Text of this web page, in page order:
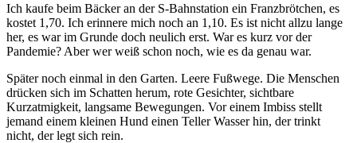
Ich kaufe beim Bäcker an der S-Bahnstation ein Franzbrötchen, es
kostet 1,70. Ich erinnere mich noch an 1,10. Es ist nicht allzu lange
her, es war im Grunde doch neulich erst. War es kurz vor der
Pandemie? Aber wer weiß schon noch, wie es da genau war.
Später noch einmal in den Garten. Leere Fußwege. Die Menschen
drücken sich im Schatten herum, rote Gesichter, sichtbare
Kurzatmigkeit, langsame Bewegungen. Vor einem Imbiss stellt
jemand einem kleinen Hund einen Teller Wasser hin, der trinkt
nicht, der legt sich rein.